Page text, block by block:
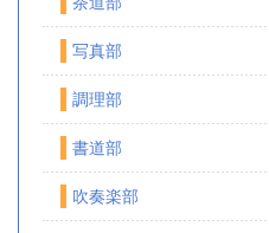
写真部
調理部
書道部
吹奏楽部